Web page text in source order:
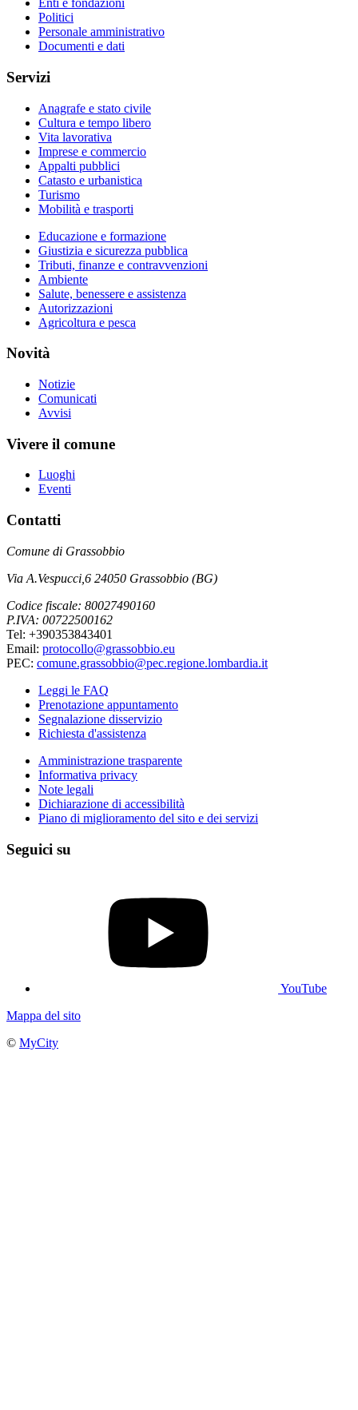
Enti e fondazioni
Politici
Personale amministrativo
Documenti e dati
Servizi
Anagrafe e stato civile
Cultura e tempo libero
Vita lavorativa
Imprese e commercio
Appalti pubblici
Catasto e urbanistica
Turismo
Mobilità e trasporti
Educazione e formazione
Giustizia e sicurezza pubblica
Tributi, finanze e contravvenzioni
Ambiente
Salute, benessere e assistenza
Autorizzazioni
Agricoltura e pesca
Novità
Notizie
Comunicati
Avvisi
Vivere il comune
Luoghi
Eventi
Contatti
Comune di Grassobbio
Via A.Vespucci,6 24050 Grassobbio (BG)
Codice fiscale: 80027490160
P.IVA: 00722500162
Tel: +390353843401
Email: protocollo@grassobbio.eu
PEC: comune.grassobbio@pec.regione.lombardia.it
Leggi le FAQ
Prenotazione appuntamento
Segnalazione disservizio
Richiesta d'assistenza
Amministrazione trasparente
Informativa privacy
Note legali
Dichiarazione di accessibilità
Piano di miglioramento del sito e dei servizi
Seguici su
YouTube
Mappa del sito
© MyCity